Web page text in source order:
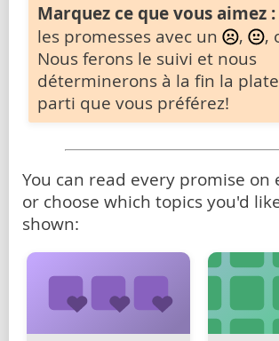
Marquez ce que vous aimez :
les promesses avec un
, ,
Nous ferons le suivi et nous
déterminerons à la fin la
parti que vous préférez!
You can read every promise on
or choose which topics you'd
shown: